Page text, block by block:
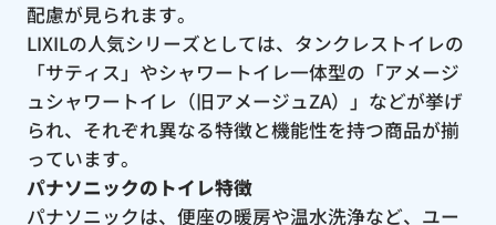
配慮が見られます。
LIXILの人気シリーズとしては、タンクレストイレの
「サティス」やシャワートイレ一体型の「アメージ
ュシャワートイレ（旧アメージュZA）」などが挙げ
られ、それぞれ異なる特徴と機能性を持つ商品が揃
っています。
パナソニックのトイレ特徴
パナソニックは、便座の暖房や温水洗浄など、ユー